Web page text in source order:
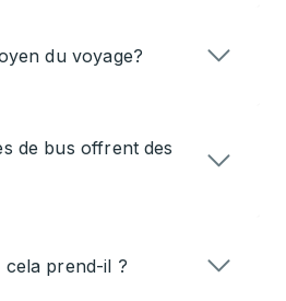
du voyage?
de bus offrent des
cela prend-il ?